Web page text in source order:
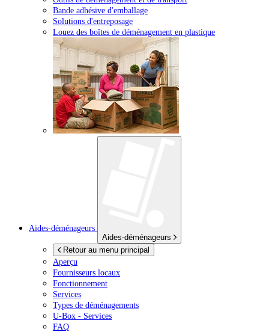
Bande adhésive d'emballage
Solutions d'entreposage
Louez des boîtes de déménagement en plastique
Aides-déménageurs
Aides-déménageurs
Retour au menu principal
Aperçu
Fournisseurs locaux
Fonctionnement
Services
Types de déménagements
U-Box - Services
FAQ